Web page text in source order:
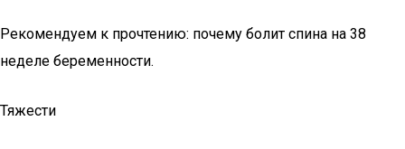
Рекомендуем к прочтению: почему болит спина на 38
неделе беременности.
Тяжести